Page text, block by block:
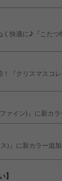
く快適に♪『こたつ
！『クリスマスコ
ァイン)』に新カラ
)』に新カラー追加
】